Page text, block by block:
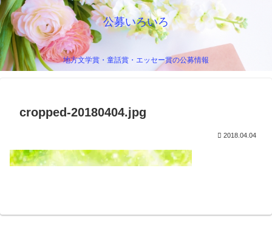
公募いろいろ
地方文学賞・童話賞・エッセー賞の公募情報
cropped-20180404.jpg
2018.04.04